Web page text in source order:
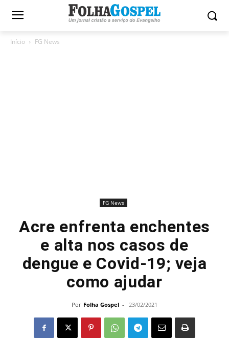
Início FG News
FG News
Acre enfrenta enchentes
e alta nos casos de
dengue e Covid-19; veja
como ajudar
Por Folha Gospel - 23/02/2021